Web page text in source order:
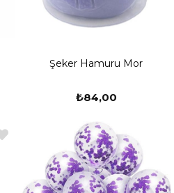
Şeker Hamuru Mor
₺84,00